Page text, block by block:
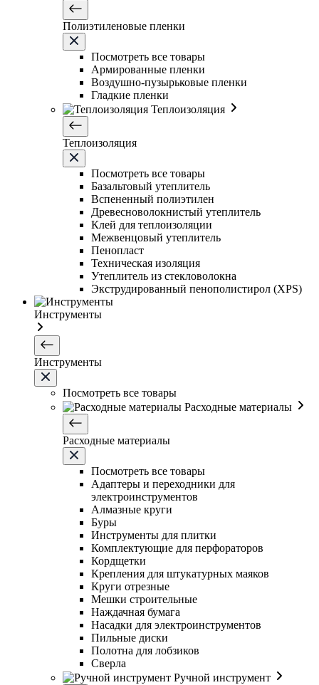
Полиэтиленовые пленки
Посмотреть все товары
Армированные пленки
Воздушно-пузырьковые пленки
Гладкие пленки
Теплоизоляция
Теплоизоляция
Посмотреть все товары
Базальтовый утеплитель
Вспененный полиэтилен
Древесноволокнистый утеплитель
Клей для теплоизоляции
Межвенцовый утеплитель
Пенопласт
Техническая изоляция
Утеплитель из стекловолокна
Экструдированный пенополистирол (XPS)
Инструменты
Инструменты
Посмотреть все товары
Расходные материалы
Расходные материалы
Посмотреть все товары
Адаптеры и переходники для
электроинструментов
Алмазные круги
Буры
Инструменты для плитки
Комплектующие для перфораторов
Кордщетки
Крепления для штукатурных маяков
Круги отрезные
Мешки строительные
Наждачная бумага
Насадки для электроинструментов
Пильные диски
Полотна для лобзиков
Сверла
Ручной инструмент